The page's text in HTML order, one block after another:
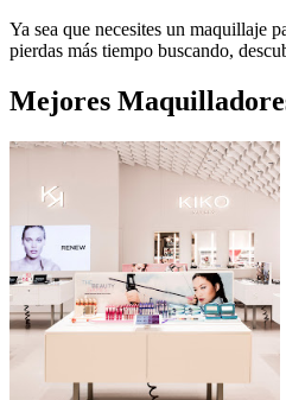
Ya sea que necesites un maquillaje
pierdas más tiempo buscando,
Mejores